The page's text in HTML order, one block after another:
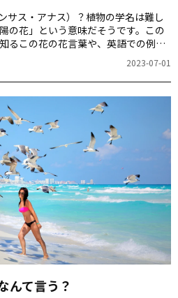
ス・アナス）？植物の学名は難し
の花」という意味だそうです。この
るこの花の花言葉や、英語での例文
2023-07-01
んて言う？